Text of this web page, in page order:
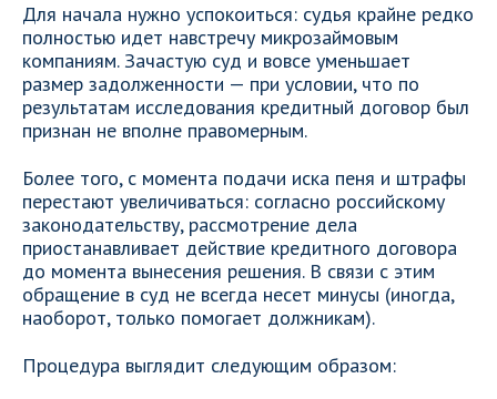
Для начала нужно успокоиться: судья крайне редко
полностью идет навстречу микрозаймовым
компаниям. Зачастую суд и вовсе уменьшает
размер задолженности — при условии, что по
результатам исследования кредитный договор был
признан не вполне правомерным.
Более того, с момента подачи иска пеня и штрафы
перестают увеличиваться: согласно российскому
законодательству, рассмотрение дела
приостанавливает действие кредитного договора
до момента вынесения решения. В связи с этим
обращение в суд не всегда несет минусы (иногда,
наоборот, только помогает должникам).
Процедура выглядит следующим образом: